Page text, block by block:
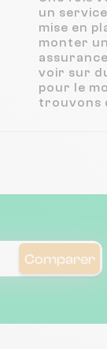
un
mise en
monter
voir sur
pour le
trouvons
Comparer